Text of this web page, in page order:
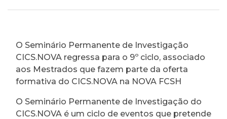
O Seminário Permanente de Investigação
CICS.NOVA regressa para o 9º ciclo, associado
aos Mestrados que fazem parte da oferta
formativa do CICS.NOVA na NOVA FCSH
O Seminário Permanente de Investigação do
CICS.NOVA é um ciclo de eventos que pretende